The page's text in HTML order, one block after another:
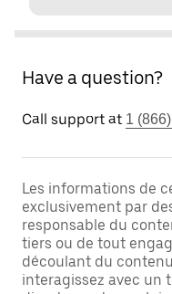
Have a question?
Call support at 1
Les informations de
exclusivement par
responsable du
tiers ou de tout
découlant du
interagissez avec un